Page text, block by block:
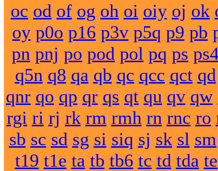
oc od of og oh oi oiy oj ok
oy p0o p16 p3v p5q p9 pb
pn pnj po pod pol pq ps
q5n q8 qa qb qc qcc qct qd
qnr qo qp qr qs qt qu qv qw
rgi ri rj rk rm rmh rn rnc ro
sb sc sd sg si siq sj sk sl sm
t19 t1e ta tb tb6 tc td tda te